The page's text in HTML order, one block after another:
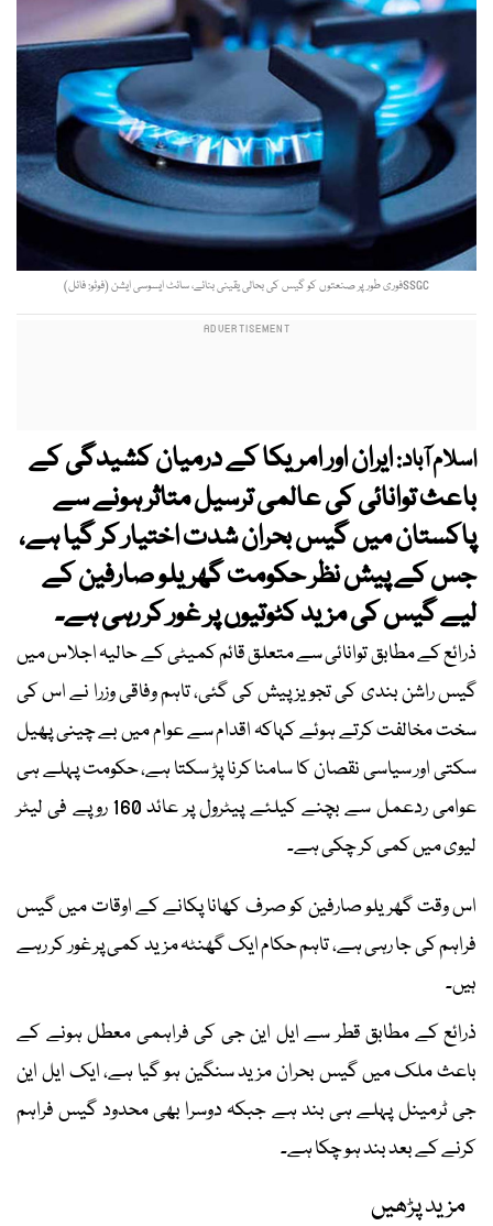
SSGCفوری طور پر صنعتوں کو گیس کی بحالی یقینی بنائے، سائٹ ایسوسی ایشن (فوٹو: فائل)
اسلام آباد:ایران اور امریکا کے درمیان کشیدگی کے
باعث توانائی کی عالمی ترسیل متاثر ہونے سے
پاکستان میں گیس بحران شدت اختیار کر گیا ہے،
جس کے پیش نظر حکومت گھریلو صارفین کے
لیے گیس کی مزید کٹوتیوں پر غور کر رہی ہے۔
ذرائع کے مطابق توانائی سے متعلق قائم کمیٹی کے حالیہ اجلاس میں
گیس راشن بندی کی تجویز پیش کی گئی، تاہم وفاقی وزرا نے اس کی
سخت مخالفت کرتے ہوئے کہاکہ اقدام سے عوام میں بے چینی پھیل
سکتی اور سیاسی نقصان کا سامنا کرنا پڑ سکتا ہے، حکومت پہلے ہی
عوامی ردعمل سے بچنے کیلئے پیٹرول پر عائد 160 روپے فی لیٹر
لیوی میں کمی کر چکی ہے۔
اس وقت گھریلو صارفین کو صرف کھانا پکانے کے اوقات میں گیس
فراہم کی جا رہی ہے، تاہم حکام ایک گھنٹہ مزید کمی پر غور کر رہے
ہیں۔
ذرائع کے مطابق قطر سے ایل این جی کی فراہمی معطل ہونے کے
باعث ملک میں گیس بحران مزید سنگین ہو گیا ہے، ایک ایل این
جی ٹرمینل پہلے ہی بند ہے جبکہ دوسرا بھی محدود گیس فراہم
کرنے کے بعد بند ہو چکا ہے۔
مزید پڑھیں